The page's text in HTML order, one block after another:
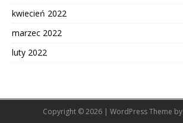
kwiecień 2022
marzec 2022
luty 2022
Copyright © 2026 | WordPress Theme by